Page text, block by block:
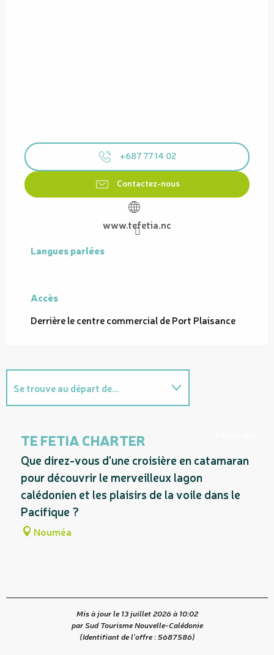
+687 77 14 02
Contactez-nous
www.tefetia.nc
Langues parlées
Langues parlées
Accès
Accès
Derrière le centre commercial de Port Plaisance
Se trouve au départ de...
TE FETIA CHARTER
Que direz-vous d'une croisière en catamaran
pour découvrir le merveilleux lagon
calédonien et les plaisirs de la voile dans le
Pacifique ?
Nouméa
Mis à jour le 13 juillet 2026 à 10:02
par Sud Tourisme Nouvelle-Calédonie
(Identifiant de l'offre :5687586)